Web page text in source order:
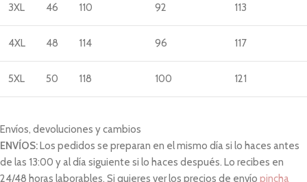
3XL 46 110 92 113
4XL 48 114 96 117
5XL 50 118 100 121
Envíos, devoluciones y cambios
ENVÍOS:Los pedidos se preparan en el mismo día si lo haces antes
de las 13:00 y al día siguiente si lo haces después. Lo recibes en
24/48 horas laborables. Si quieres ver los precios de envío pincha